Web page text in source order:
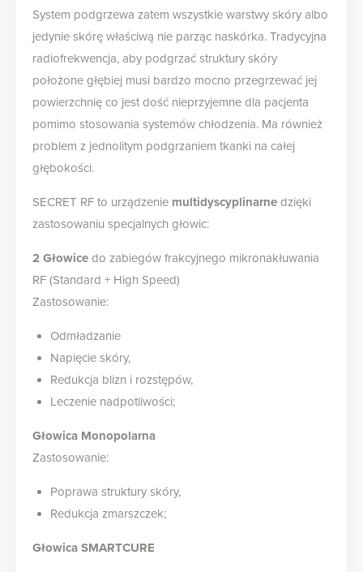
System podgrzewa zatem wszystkie warstwy skóry albo
jedynie skórę właściwą nie parząc naskórka. Tradycyjna
radiofrekwencja, aby podgrzać struktury skóry
położone głębiej musi bardzo mocno przegrzewać jej
powierzchnię co jest dość nieprzyjemne dla pacjenta
pomimo stosowania systemów chłodzenia. Ma również
problem z jednolitym podgrzaniem tkanki na całej
głębokości.
SECRET RF to urządzenie multidyscyplinarne dzięki
zastosowaniu specjalnych głowic:
2 Głowice do zabiegów frakcyjnego mikronakłuwania
RF (Standard + High Speed)
Zastosowanie:
Odmładzanie
Napięcie skóry,
Redukcja blizn i rozstępów,
Leczenie nadpotliwości;
Głowica Monopolarna
Zastosowanie:
Poprawa struktury skóry,
Redukcja zmarszczek;
Głowica SMARTCURE